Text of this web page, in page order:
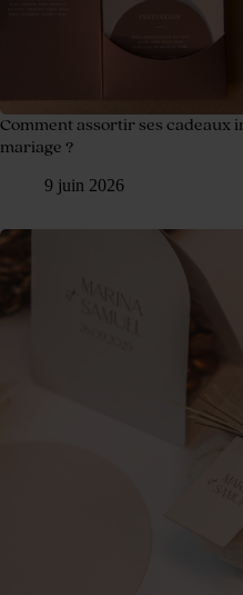
Comment assortir ses cadeaux
mariage ?
9 juin 2026